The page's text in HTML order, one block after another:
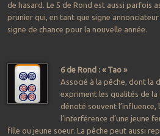
de hasard. Le 5 de Rond est aussi parfois
prunier qui, en tant que signe
signe de chance pour la nouvelle année.
6 de Rond : « Tao »
Associé à la pêche, dont la
expriment les qualités de la
dénoté souvent l’influence,
l’interférence d’une jeune
fille ou jeune soeur. La pêche peut aussi